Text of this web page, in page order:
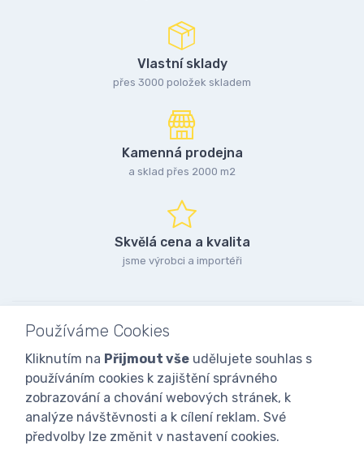
Vlastní sklady
přes 3000 položek skladem
Kamenná prodejna
a sklad přes 2000 m2
Skvělá cena a kvalita
jsme výrobci a importéři
Používáme Cookies
Kliknutím na Přijmout vše udělujete souhlas s
používáním cookies k zajištění správného
zobrazování a chování webových stránek, k
analýze návštěvnosti a k cílení reklam. Své
předvolby lze změnit v nastavení cookies.